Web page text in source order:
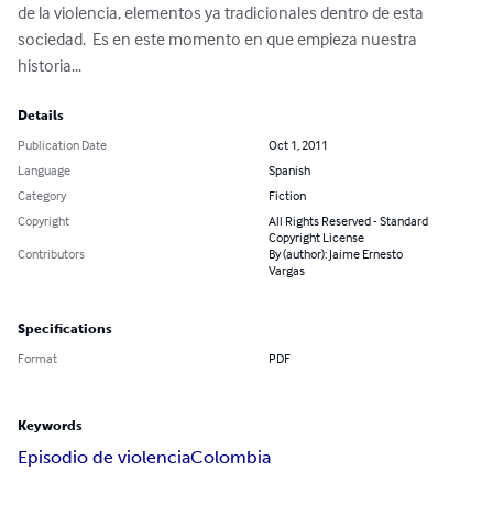
de la violencia, elementos ya tradicionales dentro de esta
sociedad.  Es en este momento en que empieza nuestra
historia...
Details
Publication Date
Oct 1, 2011
Language
Spanish
Category
Fiction
Copyright
All Rights Reserved - Standard
Copyright License
Contributors
By (author): Jaime Ernesto
Vargas
Specifications
Format PDF
Keywords
Episodio de violenciaColombia